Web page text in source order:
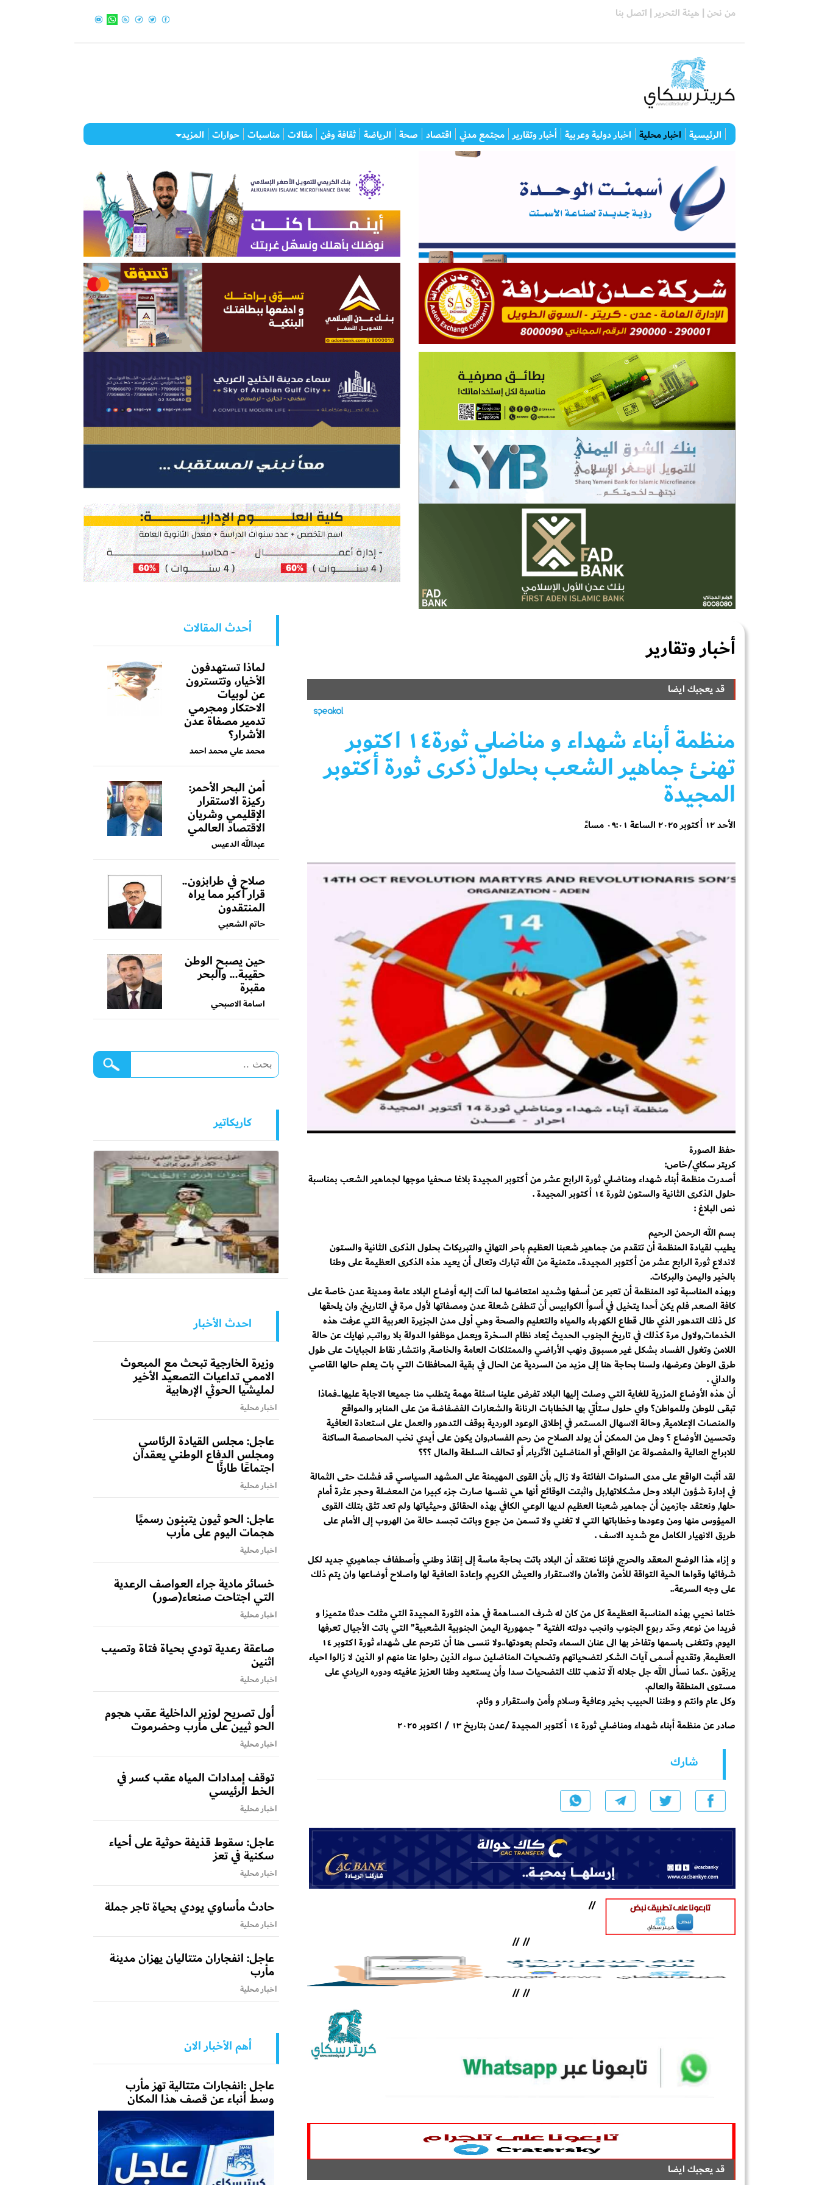
من نحن | هيئة التحرير | اتصل بنا
الرئيسية اخبار محلية اخبار دولية وعربية أخبار وتقارير مجتمع مدني اقتصاد صحة الرياضة ثقافة وفن مقالات مناسبات حوارات المزيد
أخبار وتقارير
قد يعجبك ايضا
منظمة أبناء شهداء و مناضلي ثورة١٤ اكتوبر
تهنئ جماهير الشعب بحلول ذكرى ثورة أكتوبر
المجيدة
الأحد ١٢ أكتوبر ٢٠٢٥ الساعة ٠٩:٠١ مساءً
حفظ الصورة
كريتر سكاي/خاص:
أصدرت منظمة أبناء شهداء ومناضلي ثورة الرابع عشر من أكتوبر المجيدة بلاغا صحفيا موجها لجماهير الشعب بمناسبة
حلول الذكرى الثانية والستون لثورة ١٤ أكتوبر المجيدة .
نص البلاغ :
بسم الله الرحمن الرحيم
يطيب لقيادة المنظمة أن تتقدم من جماهير شعبنا العظيم باحر التهاني والتبريكات بحلول الذكرى الثانية والستون
لاندلاع ثورة الرابع عشر من أكتوبر المجيدة.. متمنية من الله تبارك وتعالى أن يعيد هذه الذكرى العظيمة على وطنا
بالخير واليمن والبركات.
وبهذه المناسبة تود المنظمة أن تعبر عن أسفها وشديد امتعاضها لما آلت إليه أوضاع البلاد عامة ومدينة عدن خاصة على
كافة الصعد, فلم يكن أحدا يتخيل في أسوأ الكوابيس أن تنطفئ شعلة عدن ومصفاتها لأول مرة في التاريخ, وان يلحقها
كل ذلك التدهور الذي طال قطاع الكهرباء والمياه والتعليم والصحة وهي أولى مدن الجزيرة العربية التي عرفت هذه
الخدمات,ولاول مرة كذلك في تاريخ الجنوب الحديث يُعاد نظام السخرة ويعمل موظفوا الدولة بلا رواتب, نهايك عن حالة
اللامن وتغول الفساد بشكل غير مسبوق ونهب الأراضي والممتلكات العامة والخاصة, وانتشار نقاط الجبايات على طول
طرق الوطن وعرضها، ولسنا بحاجة هنا إلى مزيد من السردية عن الحال في بقية المحافظات التي بات يعلم حالها القاصي
والداني .
أن هذه الأوضاع المزرية للغاية التي وصلت إليها البلاد تفرض علينا اسئلة مهمة يتطلب منا جميعا الاجابة عليها..فماذا
تبقى للوطن وللمواطن؟ واي حلول ستأتي بها الخطابات الرنانة والشعارات الفضفاضة من على المنابر والمواقع
والمنصات الإعلامية, وحالة الاسهال المستمر في إطلاق الوعود الوردية بوقف التدهور والعمل على استعادة العافية
وتحسين الأوضاع ؟ وهل من الممكن أن يولد الصلاح من رحم الفساد,وان يكون على أيدي نخب المحاصصة الساكنة
للابراج العالية والمفصولة عن الواقع, أو المناضلين الأثرياء, أو تحالف السلطة والمال ؟؟؟
لقد أثبت الواقع على مدى السنوات الفائتة ولا زال, بأن القوى المهيمنة على المشهد السياسي قد فشلت حتى الثمالة
في إدارة شؤون البلاد وحل مشكلاتها,بل واثبتت الوقائع أنها هي نفسها صارت جزء كبيرا من المعضلة وحجر عثرة أمام
حلها, ونعتقد جازمين أن جماهير شعبنا العظيم لديها الوعي الكافي بهذه الحقائق وحيثياتها ولم تعد تثق بتلك القوى
الميؤوس منها ومن وعودها وخطاباتها التي لا تغني ولا تسمن من جوع وباتت تجسد حالة من الهروب إلى الأمام على
طريق الانهيار الكامل مع شديد الاسف .
و إزاء هذا الوضع المعقد والحرج, فإننا نعتقد أن البلاد باتت بحاجة ماسة إلى إنقاذ وطني وأصطفاف جماهيري جديد لكل
شرفائها وقواها الحية التواقة للأمن والأمان والاستقرار والعيش الكريم, وإعادة العافية لها واصلاح أوضاعها وان يتم ذلك
على وجه السرعة..
ختاما نحيي بهذه المناسبة العظيمة كل من كان له شرف المساهمة في هذه الثورة المجيدة التي مثلت حدثا متميزا و
فريدا من نوعه, وحّد ربوع الجنوب وانجب دولته الفتية " جمهورية اليمن الجنوبية الشعبية" التي باتت الأجيال تعرفها
اليوم, وتتغنى باسمها وتفاخر بها الى عنان السماء وتحلم بعودتها..ولا ننسى هنا أن نترحم على شهداء ثورة اكتوبر ١٤
العظيمة, وتقديم أسمى آيات الشكر لتضحياتهم وتضحيات المناضلين سواء الذين رحلوا عنا منهم او الذين لا زالوا احياء
يرزقون ..كما نسأل الله جل جلاله الّا تذهب تلك التضحيات سدا وأن يستعيد وطنا العزيز عافيته ودوره الريادي على
مستوى المنطقة والعالم.
وكل عام وانتم و وطننا الحبيب بخير وعافية وسلام وأمن واستقرار و وئام.
صادر عن منظمة أبناء شهداء ومناضلي ثورة ١٤ أكتوبر المجيدة /عدن بتاريخ ١٣ / اكتوبر ٢٠٢٥
شارك
//
//
//
//
//
قد يعجبك ايضا
أحدث المقالات
لماذا تستهدفون
الأخيار، وتتسترون
عن لوبيات
الاحتكار ومجرمي
تدمير مصفاة عدن
الأشرار؟
محمد علي محمد احمد
أمن البحر الأحمر:
ركيزة الاستقرار
الإقليمي وشريان
الاقتصاد العالمي
عبدالله الدعيس
صلاح في طرابزون..
قرار أكبر مما يراه
المنتقدون
حاتم الشعبي
حين يصبح الوطن
حقيبة... والبحر
مقبرة
اسامة الاصبحي
كاريكاتير
احدث الأخبار
وزيرة الخارجية تبحث مع المبعوث
الاممي تداعيات التصعيد الأخير
لمليشيا الحوثي الإرهابية
اخبار محلية
عاجل: مجلس القيادة الرئاسي
ومجلس الدفاع الوطني يعقدان
اجتماعًا طارئًا
اخبار محلية
عاجل: الحو ثيون يتبنون رسميًا
هجمات اليوم على مأرب
اخبار محلية
خسائر مادية جراء العواصف الرعدية
التي اجتاحت صنعاء(صور)
اخبار محلية
صاعقة رعدية تودي بحياة فتاة وتصيب
اثنين
اخبار محلية
أول تصريح لوزير الداخلية عقب هجوم
الحو ثيين على مأرب وحضرموت
اخبار محلية
توقف إمدادات المياه عقب كسر في
الخط الرئيسي
اخبار محلية
عاجل: سقوط قذيفة حوثية على أحياء
سكنية في تعز
اخبار محلية
حادث مأساوي يودي بحياة تاجر جملة
اخبار محلية
عاجل: انفجاران متتاليان يهزان مدينة
مأرب
اخبار محلية
أهم الأخبار الان
عاجل :انفجارات متتالية تهز مأرب
وسط أنباء عن قصف هذا المكان